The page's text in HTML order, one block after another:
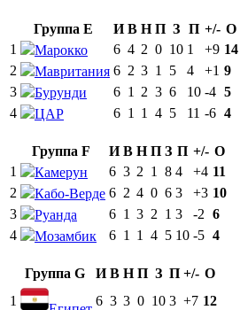
Группа E И В Н П З П +/- О
1
Марокко 6 4 2 0 10 1 +9 14
2
Мавритания 6 2 3 1 5 4 +1 9
3
Бурунди 6 1 2 3 6 10 -4 5
4
ЦАР 6 1 1 4 5 11 -6 4
Группа F И В Н П З П +/- О
1
Камерун 6 3 2 1 8 4 +4 11
2
Кабо-Верде 6 2 4 0 6 3 +3 10
3
Руанда 6 1 3 2 1 3 -2 6
4
Мозамбик 6 1 1 4 5 10 -5 4
Группа G И В Н П З П +/- О
1
6 3 3 0 10 3 +7 12